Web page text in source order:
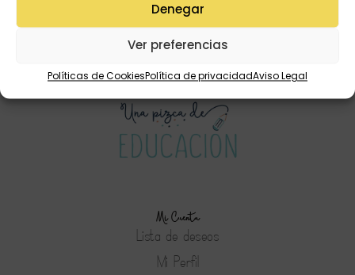
Denegar
Ver preferencias
Políticas de CookiesPolítica de privacidadAviso Legal
Mi Cuenta
Lista de deseos
Mi Perfil